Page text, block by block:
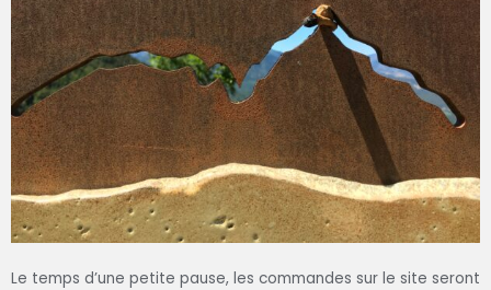
Le temps d’une petite pause, les commandes sur le site seront